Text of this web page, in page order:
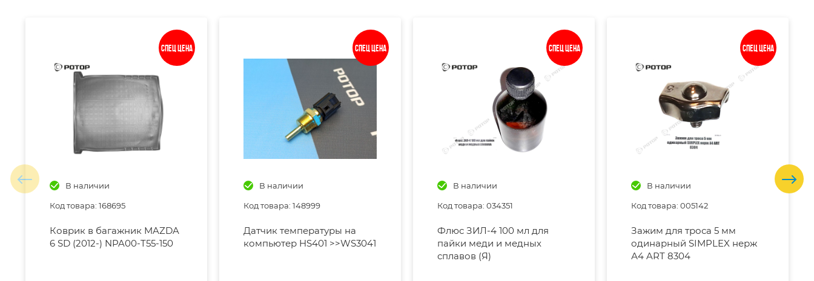
Спец цена
В наличии
Код товара: 168695
Коврик в багажник MAZDA
6 SD (2012-) NPA00-T55-150
Спец цена
В наличии
Код товара: 148999
Датчик температуры на
компьютер HS401 >>WS3041
Спец цена
В наличии
Код товара: 034351
Флюс ЗИЛ-4 100 мл для
пайки меди и медных
сплавов (Я)
Спец цена
В наличии
Код товара: 005142
Зажим для троса 5 мм
одинарный SIMPLEX нерж
А4 ART 8304